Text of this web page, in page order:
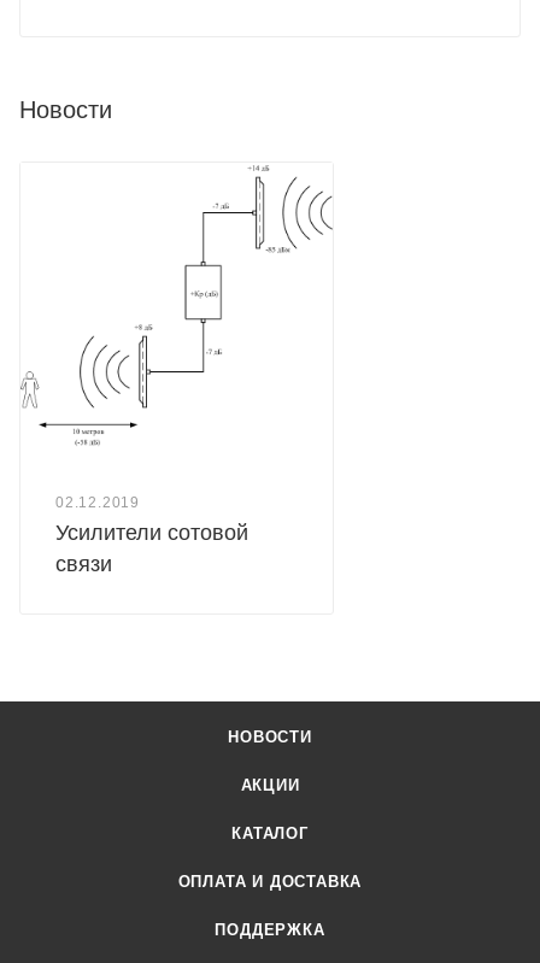
Новости
02.12.2019
Усилители сотовой
связи
НОВОСТИ
АКЦИИ
КАТАЛОГ
ОПЛАТА И ДОСТАВКА
ПОДДЕРЖКА